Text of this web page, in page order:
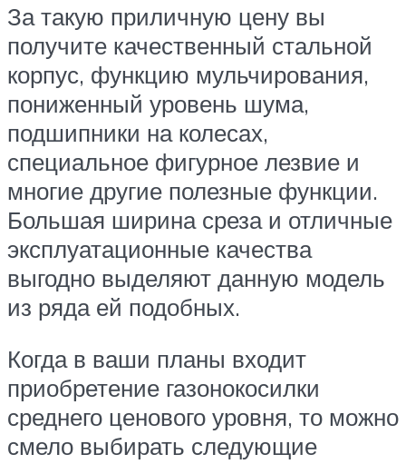
За такую приличную цену вы
получите качественный стальной
корпус, функцию мульчирования,
пониженный уровень шума,
подшипники на колесах,
специальное фигурное лезвие и
многие другие полезные функции.
Большая ширина среза и отличные
эксплуатационные качества
выгодно выделяют данную модель
из ряда ей подобных.
Когда в ваши планы входит
приобретение газонокосилки
среднего ценового уровня, то можно
смело выбирать следующие